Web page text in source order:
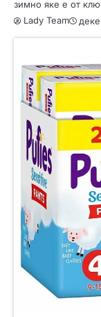
зимно яке е от
Lady Team